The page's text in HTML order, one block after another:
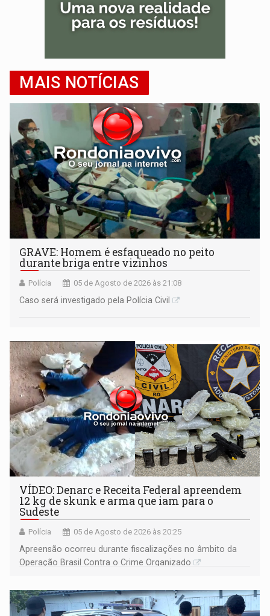
MAIS NOTÍCIAS
GRAVE: Homem é esfaqueado no peito
durante briga entre vizinhos
Polícia 05 de Agosto de 2026 às 21:08
Caso será investigado pela Polícia Civil
VÍDEO: Denarc e Receita Federal apreendem
12 kg de skunk e arma que iam para o
Sudeste
Polícia 05 de Agosto de 2026 às 20:25
Apreensão ocorreu durante fiscalizações no âmbito da
Operação Brasil Contra o Crime Organizado